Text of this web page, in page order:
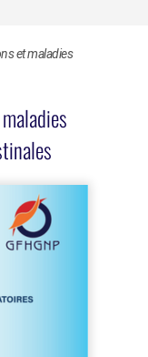
et maladies